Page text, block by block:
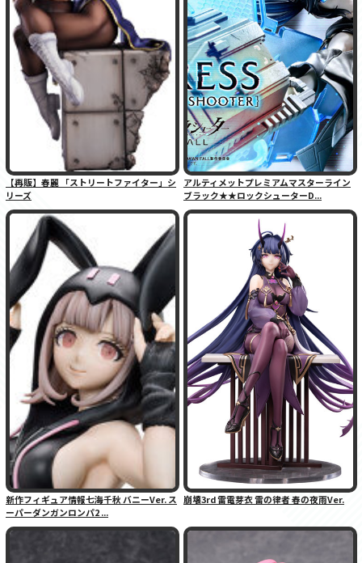
【再販】春麗 「ストリートファイター」シ
リーズ
アルティメットプレミアムマスターライン
ブラック★★ロックシューターD...
新作フィギュア情報七海千秋 バニーVer. ス
ーパーダンガンロンパ2 ...
崩壊3rd 雷電芽衣 雷の律者 春の夜雨Ver.